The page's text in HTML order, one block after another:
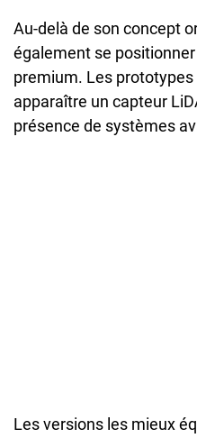
Au-delà de son concept
également se
premium. Les
apparaître un capteur
présence de systèmes
Les versions les mieux